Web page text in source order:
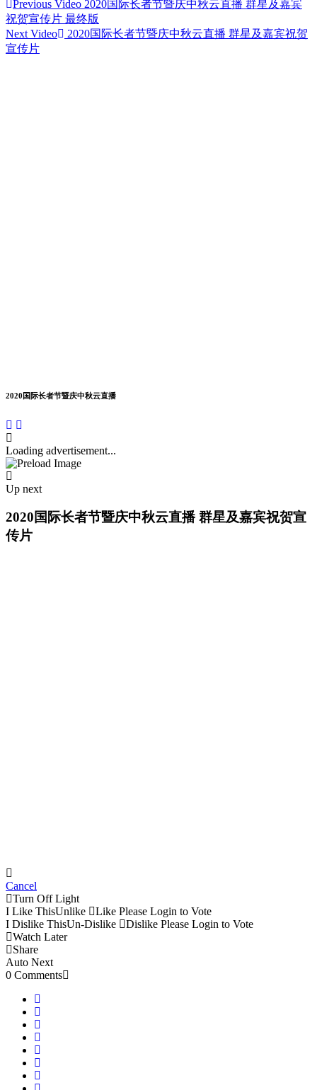
Previous Video 2020国际长者节暨庆中秋云直播 群星及嘉宾
祝贺宣传片 最终版
Next Video
2020国际长者节暨庆中秋云直播 群星及嘉宾祝贺
宣传片
2020国际长者节暨庆中秋云直播
Loading advertisement...
Up next
2020国际长者节暨庆中秋云直播 群星及嘉宾祝贺宣
传片
Cancel
Turn Off Light
I Like ThisUnlike Like Please Login to Vote
I Dislike ThisUn-Dislike Dislike Please Login to Vote
Watch Later
Share
Auto Next
0 Comments